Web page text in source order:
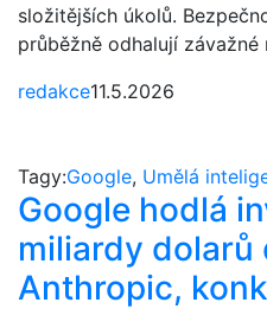
složitějších úkolů.
průběžně odhalují závažné
redakce11.5.2026
Tagy:Google, Umělá
Google hodlá
miliardy dolarů
Anthropic,